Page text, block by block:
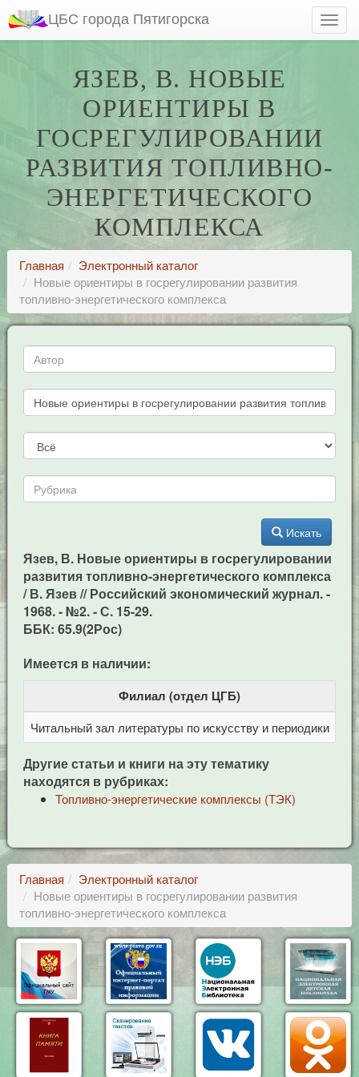
ЦБС города Пятигорска
ЯЗЕВ, В. НОВЫЕ
ОРИЕНТИРЫ В
ГОСРЕГУЛИРОВАНИИ
РАЗВИТИЯ ТОПЛИВНО-
ЭНЕРГЕТИЧЕСКОГО
КОМПЛЕКСА
Главная
Электронный каталог
Новые ориентиры в госрегулировании развития
топливно-энергетического комплекса
Искать
Язев, В. Новые ориентиры в госрегулировании
развития топливно-энергетического комплекса
/ В. Язев // Российский экономический журнал. -
1968. - №2. - С. 15-29.
ББК: 65.9(2Рос)
Имеется в наличии:
Филиал (отдел ЦГБ)
Читальный зал литературы по искусству и периодики
Другие статьи и книги на эту тематику
находятся в рубриках:
Топливно-энергетические комплексы (ТЭК)
Главная
Электронный каталог
Новые ориентиры в госрегулировании развития
топливно-энергетического комплекса